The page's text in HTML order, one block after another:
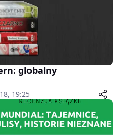
globalny
19:25